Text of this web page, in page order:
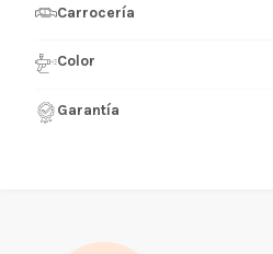
Carrocería
Color
Garantía